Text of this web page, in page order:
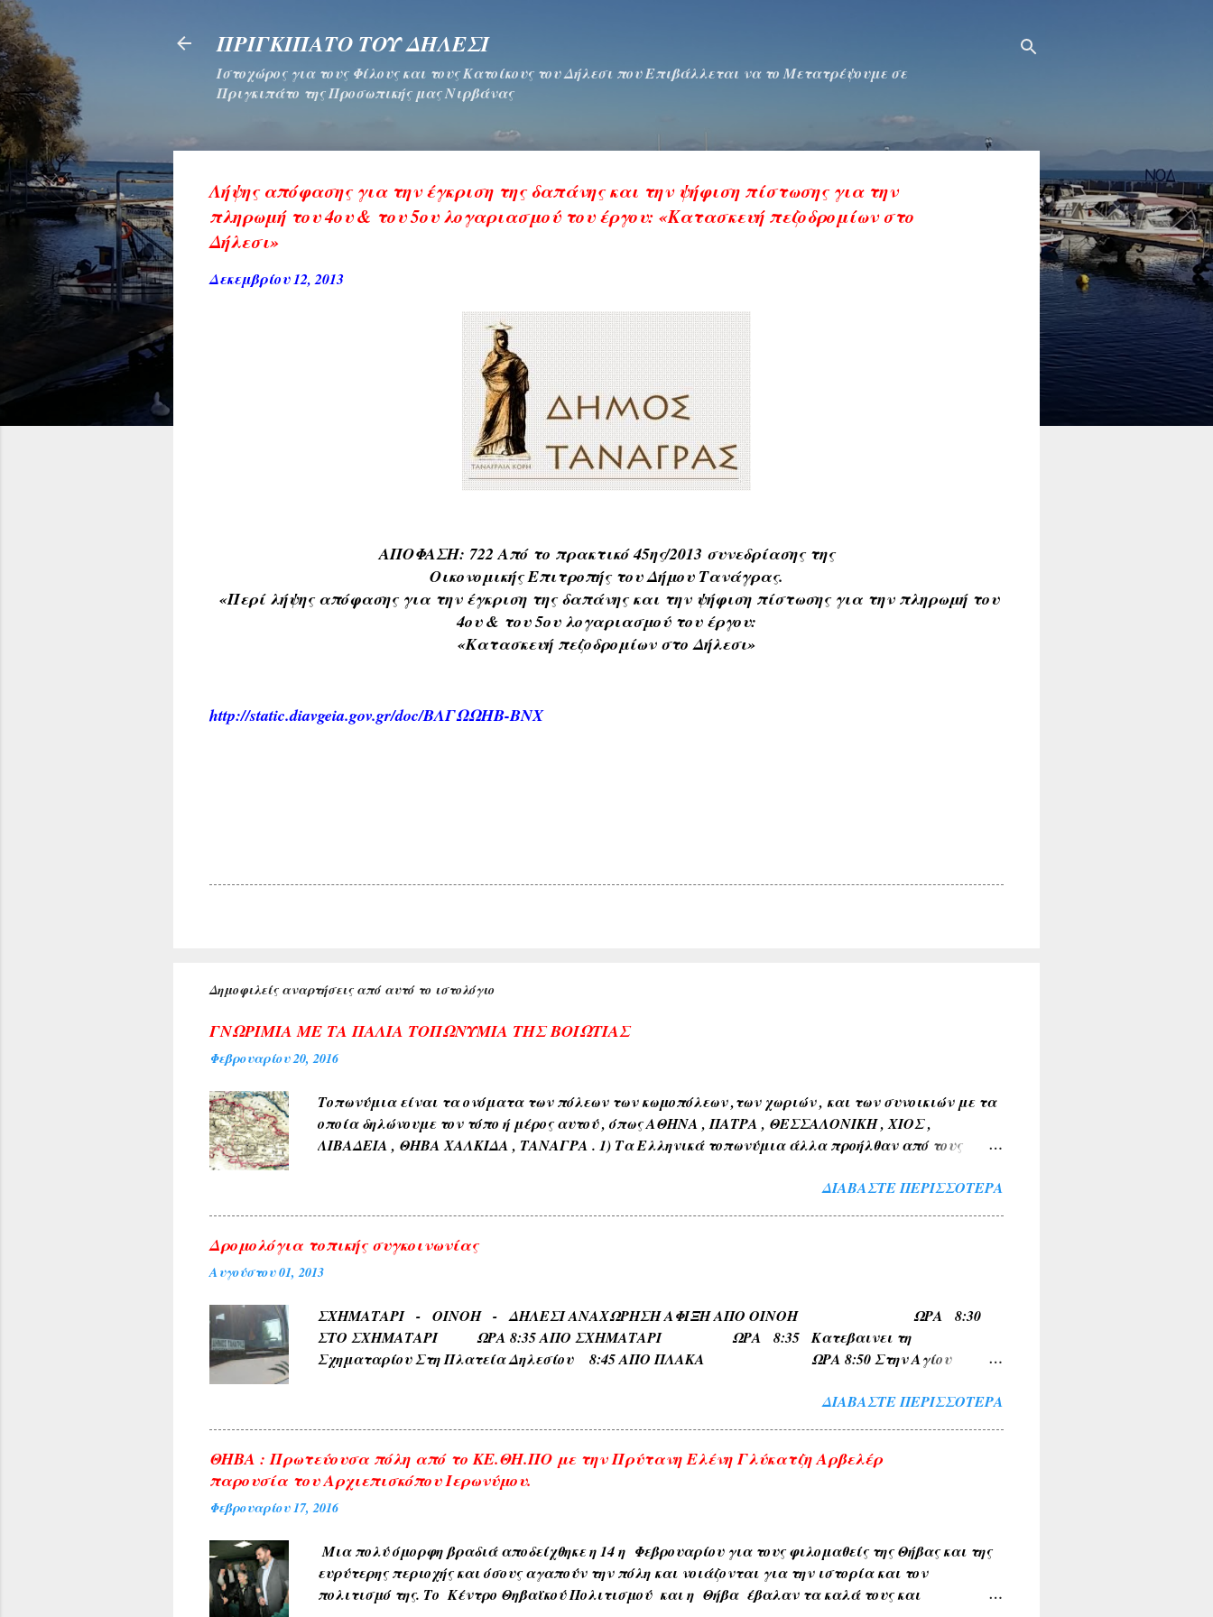
ΠΡΙΓΚΙΠΑΤΟ ΤΟΥ ΔΗΛΕΣΙ
Ιστοχώρος για τους Φίλους και τους Κατοίκους του Δήλεσι που Επιβάλλεται να το Μετατρέψουμε σε
Πριγκιπάτο της Προσωπικής μας Νιρβάνας
Λήψης απόφασης για την έγκριση της δαπάνης και την ψήφιση πίστωσης για την
πληρωμή του 4ου & του 5ου λογαριασμού του έργου: «Κατασκευή πεζοδρομίων στο
Δήλεσι»
Δεκεμβρίου 12, 2013
ΑΠΟΦΑΣΗ: 722Από το πρακτικό 45ης/2013 συνεδρίασης της
Οικονομικής Επιτροπής τουΔήμου Τανάγρας.
«Περί λήψης απόφασης για την έγκριση της δαπάνης και την ψήφιση πίστωσης για την πληρωμή του
4ου & του 5ου λογαριασμού του έργου:
«Κατασκευή πεζοδρομίων στοΔήλεσι»
http://static.diavgeia.gov.gr/doc/ΒΛΓΩΩΗΒ-ΒΝΧ
Δημοφιλείς αναρτήσεις από αυτό το ιστολόγιο
ΓΝΩΡΙΜΙΑ ΜΕ ΤΑ ΠΑΛΙΑ ΤΟΠΩΝΥΜΙΑ ΤΗΣ ΒΟΙΩΤΙΑΣ
Φεβρουαρίου 20, 2016
Τοπωνύμια είναι τα ονόματα των πόλεων των κωμοπόλεων ,των χωριών , και των συνοικιών με τα
οποία δηλώνουμε τον τόπο ή μέρος αυτού , όπως ΑΘΗΝΑ , ΠΑΤΡΑ , ΘΕΣΣΑΛΟΝΙΚΗ , ΧΙΟΣ ,
ΛΙΒΑΔΕΙΑ , ΘΗΒΑ ΧΑΛΚΙΔΑ , ΤΑΝΑΓΡΑ . 1) Τα Ελληνικά τοπωνύμια άλλα προήλθαν από τους
φύσεως και διαπλάσεως του εδάφους όπως ( ΚΑΜΠΟΣ , ΜΑΚΡΥΚΑΜΠΟΣ , ΒΑΘΥΛΑΚΟΣ ) . 3) Από το
ΓΛΥΚΟΝΕΡΙ , ΓΛΥΚΟΒΡΥΣΗ , ΚΡΥΑ ΒΡΥΣΗ ). 5) Εκ των φυομένων δένδρων και των εν γένει φυτών
και καρπών αυτών όπως δενδρώνυμα , φυτώνυμα , καρπώνυμα τοπωνύμια ( ΚΕΡΑΣΟΥΣ ,
ΜΟΝΟΔΕΝΔΡΙ ) . 6) Εκ των διαφόρων τόπων που συχνάζουν τα ζώα Ζωώνυμα τοπωνύμια όπως
(Αετοράχη , Αηδονοράχη , Αετοκούκουλο ) . 7) Εκ του ...
ΔΙΑΒΆΣΤΕ ΠΕΡΙΣΣΌΤΕΡΑ
Δρομολόγια τοπικής συγκοινωνίας
Αυγούστου 01, 2013
ΣΧΗΜΑΤΑΡΙ - ΟΙΝΟΗ - ΔΗΛΕΣΙ ΑΝΑΧΩΡΗΣΗ ΑΦΙΞΗ ΑΠΟ ΟΙΝΟΗ ΩΡΑ 8:30
ΣΤΟ ΣΧΗΜΑΤΑΡΙ ΩΡΑ 8:35 ΑΠΟ ΣΧΗΜΑΤΑΡΙ ΩΡΑ 8:35 Κατεβαινει τη
Σχηματαρίου Στη Πλατεία Δηλεσίου 8:45 ΑΠΟ ΠΛΑΚΑ ΩΡΑ 8:50 Στην Αγίου
ΔΙΑΒΆΣΤΕ ΠΕΡΙΣΣΌΤΕΡΑ
ΘΗΒΑ : Πρωτεύουσα πόλη από το ΚΕ.ΘΗ.ΠΟ με την Πρύτανη Ελένη Γλύκατζη Αρβελέρ
παρουσία του Αρχιεπισκόπου Ιερωνύμου.
Φεβρουαρίου 17, 2016
Μια πολύ όμορφη βραδιά αποδείχθηκε η 14 η Φεβρουαρίου για τους φιλομαθείς της Θήβας και της
ευρύτερης περιοχής και όσους αγαπούν την πόλη και νοιάζονται για την ιστορία και τον
πολιτισμό της. Το Κέντρο Θηβαϊκού Πολιτισμού και η Θήβα έβαλαν τα καλά τους και